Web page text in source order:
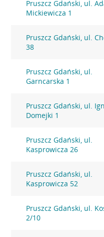
Pruszcz Gdański, ul.
Mickiewicza 1
Pruszcz Gdański, ul.
38
Pruszcz Gdański, ul.
Garncarska 1
Pruszcz Gdański, ul.
Domejki 1
Pruszcz Gdański, ul.
Kasprowicza 26
Pruszcz Gdański, ul.
Kasprowicza 52
Pruszcz Gdański, ul.
2/10